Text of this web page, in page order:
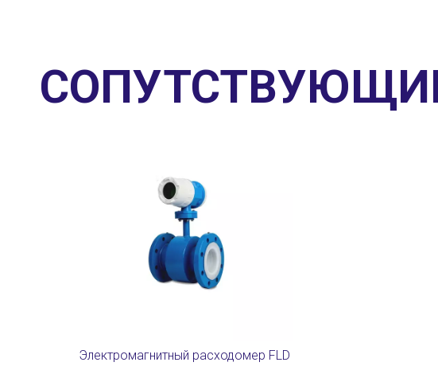
Электромагнитный расходомер FLD